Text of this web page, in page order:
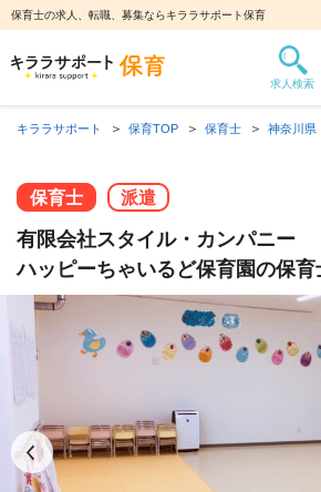
保育士の求人、転職、募集ならキララサポート保育
キララサポート 保育TOP 保育士 神奈川県
保育士 派遣
有限会社スタイル・カンパニー
ハッピーちゃいるど保育園の保育